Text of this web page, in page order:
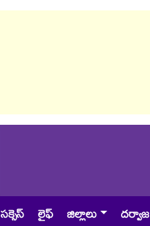
సక్సెస్ లైఫ్ జిల్లాలు దర్వాజ